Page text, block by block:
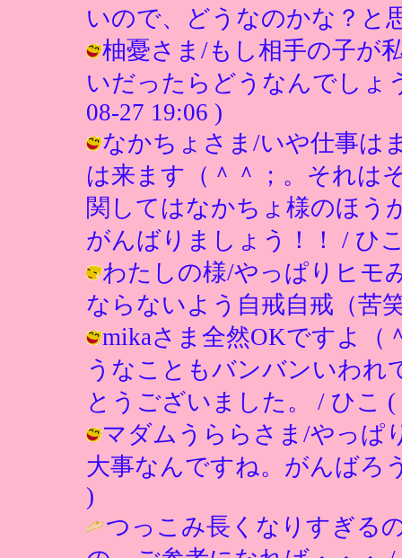
いので、どうなのかな？と
柚憂さま/もし相手の子が
いだったらどうなんでしょ
08-27 19:06 )
なかちょさま/いや仕事は
は来ます（＾＾；。それは
関してはなかちょ様のほう
がんばりましょう！！ / ひ
わたしの様/やっぱりヒモ
ならないよう自戒自戒（苦
mikaさま全然OKですよ（
うなこともバンバンいわれ
とうございました。 / ひこ (
マダムうららさま/やっぱ
大事なんですね。がんばろ
)
つっこみ長くなりすぎる